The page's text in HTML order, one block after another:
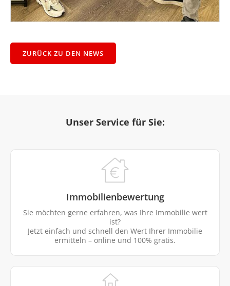
ZURÜCK ZU DEN NEWS
Unser Service für Sie:
Immobilienbewertung
Sie möchten gerne erfahren, was Ihre Immobilie wert
ist?
Jetzt einfach und schnell den Wert Ihrer Immobilie
ermitteln – online und 100% gratis.